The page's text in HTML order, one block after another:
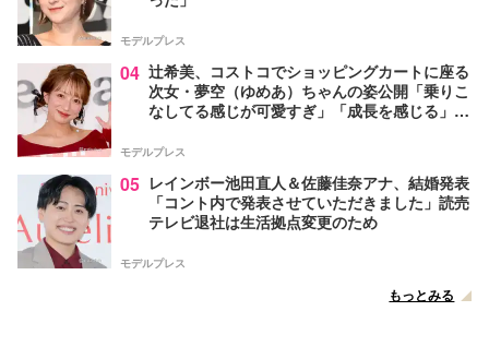
モデルプレス
04 辻希美、コストコでショッピングカートに座る
次女・夢空（ゆめあ）ちゃんの姿公開「乗りこ
なしてる感じが可愛すぎ」「成長を感じる」の
モデルプレス
05 レインボー池田直人＆佐藤佳奈アナ、結婚発表
「コント内で発表させていただきました」読売
テレビ退社は生活拠点変更のため
モデルプレス
もっとみる